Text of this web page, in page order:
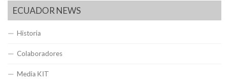
ECUADOR NEWS
Historia
Colaboradores
Media KIT